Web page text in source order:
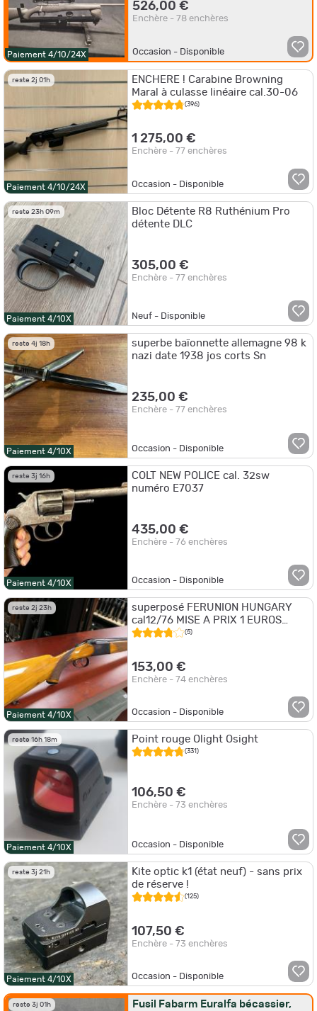
Paiement 4/10/24X
526,00 €
Enchère - 78 enchères
Occasion - Disponible
reste 2j 01h
Paiement 4/10/24X
ENCHERE ! Carabine Browning
Maral à culasse linéaire cal.30-06
(396)
1 275,00 €
Enchère - 77 enchères
Occasion - Disponible
reste 23h 09m
Paiement 4/10X
Bloc Détente R8 Ruthénium Pro
détente DLC
305,00 €
Enchère - 77 enchères
Neuf - Disponible
reste 4j 18h
Paiement 4/10X
superbe baïonnette allemagne 98 k
nazi date 1938 jos corts Sn
235,00 €
Enchère - 77 enchères
Occasion - Disponible
reste 3j 16h
Paiement 4/10X
COLT NEW POLICE cal. 32sw
numéro E7037
435,00 €
Enchère - 76 enchères
Occasion - Disponible
reste 2j 23h
Paiement 4/10X
superposé FERUNION HUNGARY
cal12/76 MISE A PRIX 1 EUROS
SANS PRIX DE RESERVE
(5)
153,00 €
Enchère - 74 enchères
Occasion - Disponible
reste 16h 18m
Paiement 4/10X
Point rouge Olight Osight
(331)
106,50 €
Enchère - 73 enchères
Occasion - Disponible
reste 3j 21h
Paiement 4/10X
Kite optic k1 (état neuf) - sans prix
de réserve !
(125)
107,50 €
Enchère - 73 enchères
Occasion - Disponible
reste 3j 01h
Fusil Fabarm Euralfa bécassier,